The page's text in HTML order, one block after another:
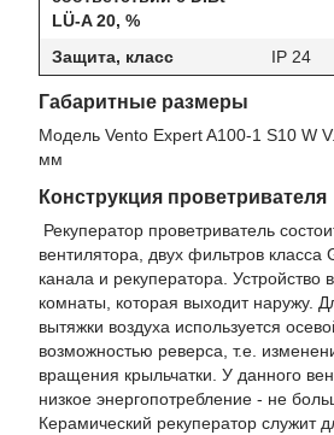
LÜ-A 20, %
Защита, класс IP 24
Габаритные размеры
Модель Vento Expert A100-1 S10 W
мм
Конструкция проветривателя
Рекуператор проветриватель
вентилятора, двух фильтров класса
канала и рекуператора. Устройство
комнаты, которая выходит наружу.
вытяжки воздуха используется
возможностью реверса, т.е.
вращения крыльчатки. У данного
низкое энергопотребление - не
Керамический рекуператор служит